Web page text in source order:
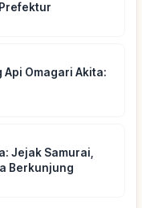
Api Omagari Akita:
Jejak Samurai,
Berkunjung